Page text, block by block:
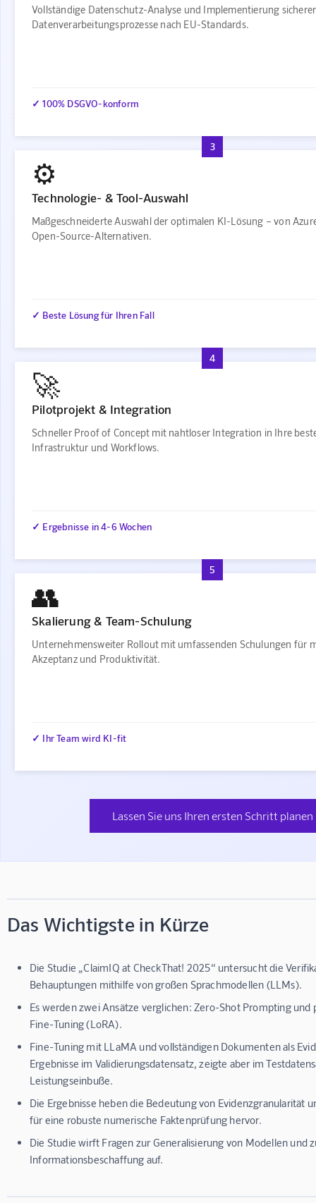
Vollständige Datenschutz-Analyse und Implementierung sicherer
Datenverarbeitungsprozesse nach EU-Standards.
✓ 100% DSGVO-konform
3
⚙️
Technologie- & Tool-Auswahl
Maßgeschneiderte Auswahl der optimalen KI-Lösung – von
Open-Source-Alternativen.
✓ Beste Lösung für Ihren Fall
4
🚀
Pilotprojekt & Integration
Schneller Proof of Concept mit nahtloser Integration in Ihre
Infrastruktur und Workflows.
✓ Ergebnisse in 4-6 Wochen
5
👥
Skalierung & Team-Schulung
Unternehmensweiter Rollout mit umfassenden Schulungen für
Akzeptanz und Produktivität.
✓ Ihr Team wird KI-fit
Lassen Sie uns Ihren ersten Schritt planen
Das Wichtigste in Kürze
Die Studie „ClaimIQ at CheckThat! 2025“ untersucht die
Behauptungen mithilfe von großen Sprachmodellen (LLMs).
Es werden zwei Ansätze verglichen: Zero-Shot Prompting
Fine-Tuning (LoRA).
Fine-Tuning mit LLaMA und vollständigen Dokumenten als
Ergebnisse im Validierungsdatensatz, zeigte aber im
Leistungseinbuße.
Die Ergebnisse heben die Bedeutung von Evidenzgranularität
für eine robuste numerische Faktenprüfung hervor.
Die Studie wirft Fragen zur Generalisierung von Modellen und
Informationsbeschaffung auf.